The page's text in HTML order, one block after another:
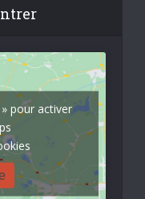
» pour activer